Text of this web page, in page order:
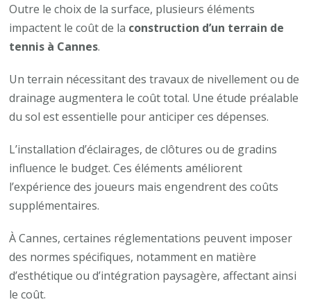
Outre le choix de la surface, plusieurs éléments
impactent le coût de la construction d’un terrain de
tennis à Cannes.​
Un terrain nécessitant des travaux de nivellement ou de
drainage augmentera le coût total. Une étude préalable
du sol est essentielle pour anticiper ces dépenses.​
L’installation d’éclairages, de clôtures ou de gradins
influence le budget. Ces éléments améliorent
l’expérience des joueurs mais engendrent des coûts
supplémentaires.​
À Cannes, certaines réglementations peuvent imposer
des normes spécifiques, notamment en matière
d’esthétique ou d’intégration paysagère, affectant ainsi
le coût.​